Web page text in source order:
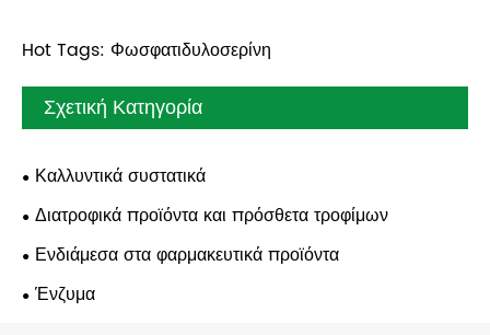
Hot Tags: Φωσφατιδυλοσερίνη
Σχετική Κατηγορία
Καλλυντικά συστατικά
Διατροφικά προϊόντα και πρόσθετα τροφίμων
Ενδιάμεσα στα φαρμακευτικά προϊόντα
Ένζυμα